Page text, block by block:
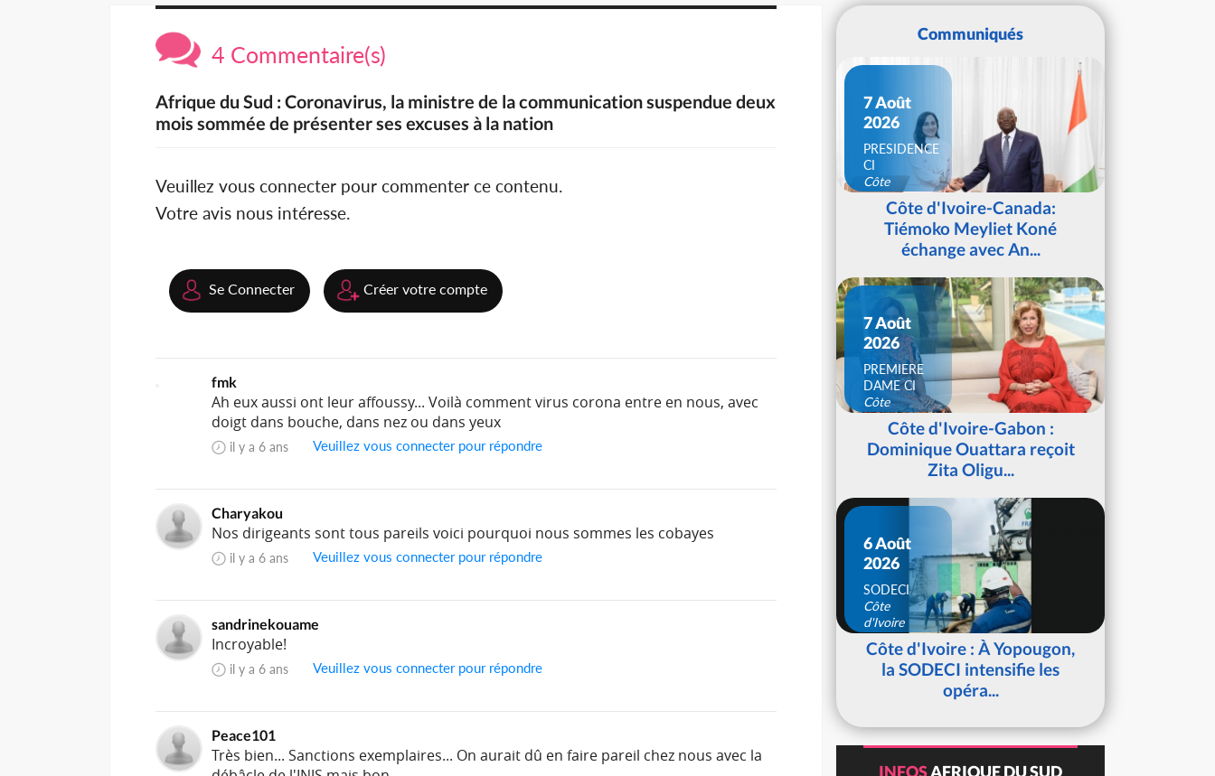
4 Commentaire(s)
Afrique du Sud : Coronavirus, la ministre de la communication suspendue deux
mois sommée de présenter ses excuses à la nation
Veuillez vous connecter pour commenter ce contenu.
Votre avis nous intéresse.
Se Connecter Créer votre compte
fmk
Ah eux aussi ont leur affoussy... Voilà comment virus corona entre en nous, avec
doigt dans bouche, dans nez ou dans yeux
il y a 6 ans Veuillez vous connecter pour répondre
Charyakou
Nos dirigeants sont tous pareils voici pourquoi nous sommes les cobayes
il y a 6 ans Veuillez vous connecter pour répondre
sandrinekouame
Incroyable!
il y a 6 ans Veuillez vous connecter pour répondre
Peace101
Très bien... Sanctions exemplaires... On aurait dû en faire pareil chez nous avec la
Communiqués
7 Août
2026
PRESIDENCE
CI
Côte
d'IvoireCôte d'Ivoire-Canada:
Tiémoko Meyliet Koné
échange avec An...
7 Août
2026
PREMIERE
DAME CI
Côte
d'IvoireCôte d'Ivoire-Gabon :
Dominique Ouattara reçoit
Zita Oligu...
6 Août
2026
SODECI
Côte
d'Ivoire
Côte d'Ivoire : À Yopougon,
la SODECI intensifie les
opéra...
INFOSAFRIQUE DU SUD